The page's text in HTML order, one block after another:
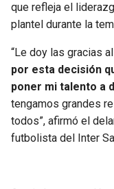
que refleja el
plantel durante la
“Le doy las gracias
por esta decisión
poner mi talento a
tengamos grandes
todos”, afirmó el
futbolista del Inter